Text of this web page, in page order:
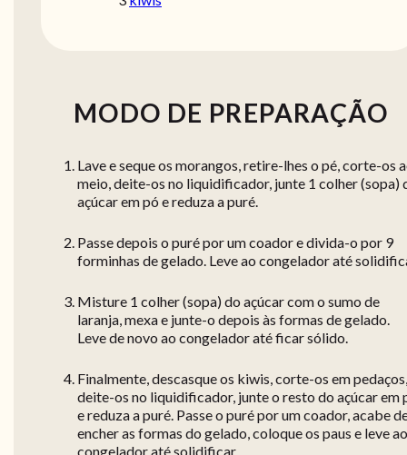
MODO DE PREPARAÇÃO
Lave e seque os morangos, retire-lhes o pé, corte-os
meio, deite-os no liquidificador, junte 1 colher (sopa)
açúcar em pó e reduza a puré.
Passe depois o puré por um coador e divida-o por 9
forminhas de gelado. Leve ao congelador até
Misture 1 colher (sopa) do açúcar com o sumo de
laranja, mexa e junte-o depois às formas de gelado.
Leve de novo ao congelador até ficar sólido.
Finalmente, descasque os kiwis, corte-os em pedaços,
deite-os no liquidificador, junte o resto do açúcar em
e reduza a puré. Passe o puré por um coador, acabe
encher as formas do gelado, coloque os paus e leve ao
congelador até solidificar.